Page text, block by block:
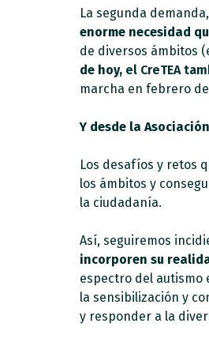
La segunda
enorme necesidad
de diversos ámbitos
de hoy, el CreTEA
marcha en febrero de
Y desde la
Los desafíos y retos
los ámbitos y
la ciudadanía.
Así, seguiremos
incorporen su
espectro del autismo
la sensibilización y
y responder a la